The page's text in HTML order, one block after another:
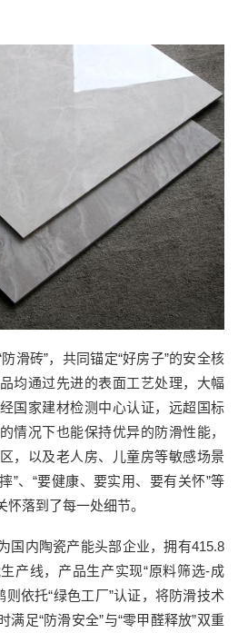
滑砖”，共同锚定“好房子”的安全核
均通过先进的表面工艺处理，大幅
国家建材检测中心认证，远超国标
情况下也能保持优异的防滑性能，
，以及老人房、儿童房等敏感场景
”、“要健康、要实用、要有关怀”等
落到了每一处细节。
国内陶瓷产能头部企业，拥有415.8
产线，产品生产实现“原料筛选-成
则依托“绿色工厂”认证，将防滑技术
足“防滑安全”与“零甲醛释放”双重